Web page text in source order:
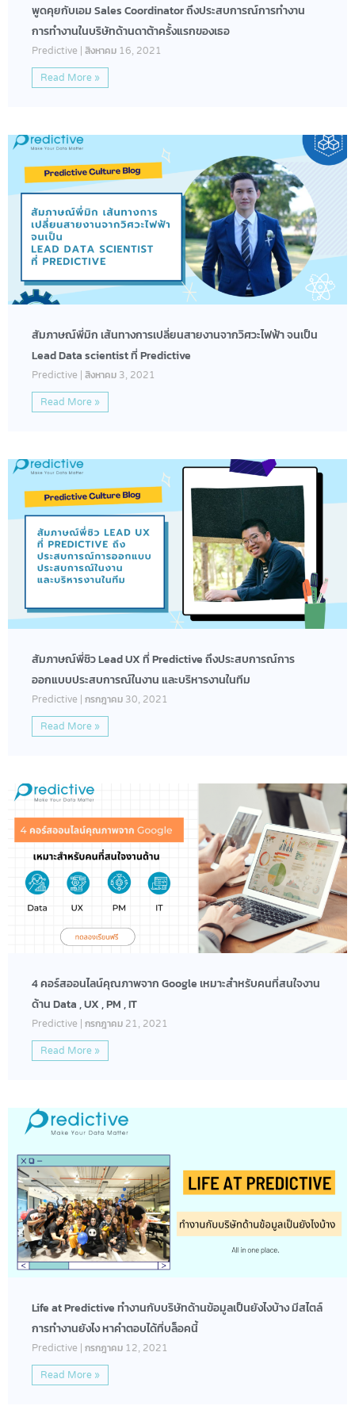
พูดคุยกับเอม Sales Coordinator ถึงประสบการณ์การทำงาน
การทำงานในบริษัทด้านดาต้าครั้งแรกของเธอ
Predictive สิงหาคม 16, 2021
Read More »
สัมภาษณ์พี่มิก เส้นทางการเปลี่ยนสายงานจากวิศวะไฟฟ้า จนเป็น
Lead Data scientist ที่ Predictive
Predictive สิงหาคม 3, 2021
Read More »
สัมภาษณ์พี่ชิว Lead UX ที่ Predictive ถึงประสบการณ์การ
ออกแบบประสบการณ์ในงาน และบริหารงานในทีม
Predictive กรกฎาคม 30, 2021
Read More »
4 คอร์สออนไลน์คุณภาพจาก Google เหมาะสำหรับคนที่สนใจงาน
ด้าน Data , UX , PM , IT
Predictive กรกฎาคม 21, 2021
Read More »
Life at Predictive ทำงานกับบริษัทด้านข้อมูลเป็นยังไงบ้าง มีสไตล์
การทำงานยังไง หาคำตอบได้ที่บล็อคนี้
Predictive กรกฎาคม 12, 2021
Read More »